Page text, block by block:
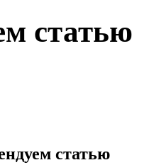
статью
статью